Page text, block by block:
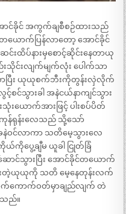
င်ခိုင် အကွက်ချစီစဉ်ထားသည်
ောက်ပြန်လာတော့ အောင်ခိုင်
းထိပ်နားမှစောင့်ဆိုင်းနေတာယု
င်းလျက်မျက်လုံး ပေါက်သာ
ာပြီး ယုယုစက်ဘီးကိုတွန်းလှဲလိုက်
င်သွားခါ အနဲငယ်နာကျင်သွား
ယောက်အားဖြင့် ပါးစပ်ပိတ်
ကုန်ရုန်းလေသည် သို့သော်
ဝင်လာကာ သတိမေ့သွားလေ
ကိုပွေ့ချီမ ယူခါ ငြုတ်ခြံ
ာင်သွားပြီး အောင်ခိုင်တယောက်
းတဲ့ယုယုကို သတိ မေ့နေတုန်းလက်
လက်ကောက်ဝတ်မှာချည်လျက် တဲ
သည်။